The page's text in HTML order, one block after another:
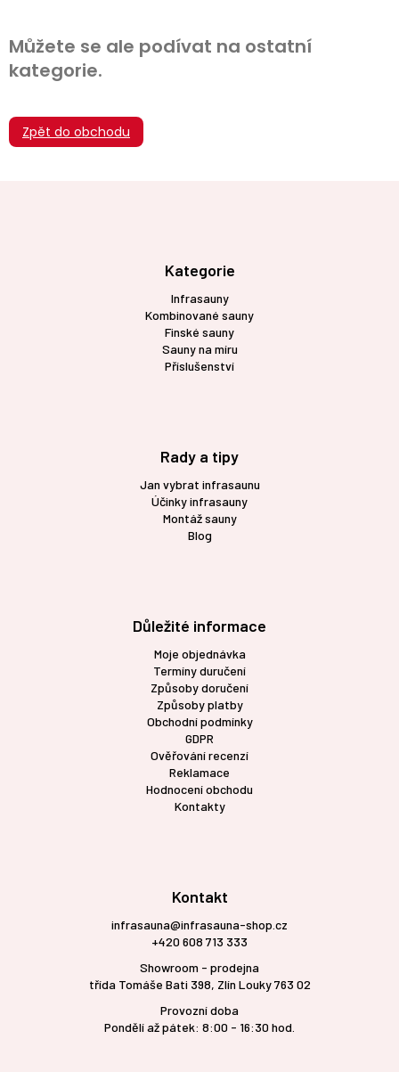
Můžete se ale podívat na ostatní
kategorie.
Zpět do obchodu
Kategorie
Infrasauny
Kombinované sauny
Finské sauny
Sauny na míru
Příslušenství
Rady a tipy
Jan vybrat infrasaunu
Účinky infrasauny
Montáž sauny
Blog
Důležité informace
Moje objednávka
Termíny duručení
Způsoby doručení
Způsoby platby
Obchodní podmínky
GDPR
Ověřování recenzí
Reklamace
Hodnocení obchodu
Kontakty
Kontakt
infrasauna@infrasauna-shop.cz
+420 608 713 333
Showroom - prodejna
třída Tomáše Bati 398, Zlín Louky 763 02
Provozní doba
Pondělí až pátek: 8:00 - 16:30 hod.